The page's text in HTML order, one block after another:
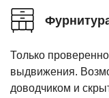
Только
выдвижения.
доводчиком и